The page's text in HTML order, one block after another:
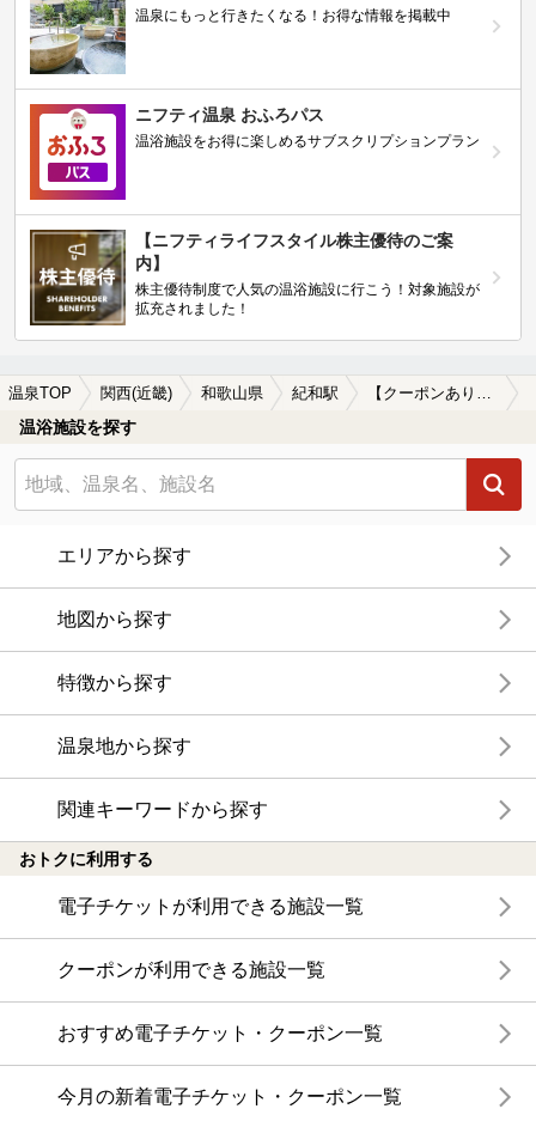
温泉にもっと行きたくなる！お得な情報を掲載中
ニフティ温泉 おふろパス
温浴施設をお得に楽しめるサブスクリプションプラン
【ニフティライフスタイル株主優待のご案
内】
株主優待制度で人気の温浴施設に行こう！対象施設が
拡充されました！
温泉TOP 関西(近畿) 和歌山県 紀和駅
温浴施設を探す
エリアから探す
地図から探す
特徴から探す
温泉地から探す
関連キーワードから探す
おトクに利用する
電子チケットが利用できる施設一覧
クーポンが利用できる施設一覧
おすすめ電子チケット・クーポン一覧
今月の新着電子チケット・クーポン一覧